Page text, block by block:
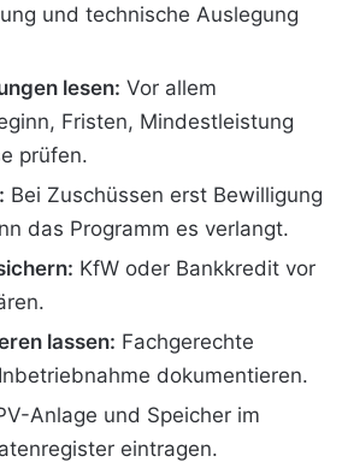
und technische Auslegung
lesen: Vor allem
Fristen, Mindestleistung
prüfen.
Bei Zuschüssen erst Bewilligung
das Programm es verlangt.
KfW oder Bankkredit vor
lassen: Fachgerechte
dokumentieren.
Anlage und Speicher im
eintragen.